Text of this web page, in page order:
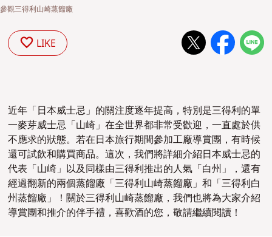
參觀三得利山崎蒸餾廠
LIKE
近年「日本威士忌」的關注度逐年提高，特別是三得利的單
一麥芽威士忌「山崎」在全世界都非常受歡迎，一直處於供
不應求的狀態。若在日本旅行期間參加工廠導賞團，有時候
還可試飲和購買商品。這次，我們將詳細介紹日本威士忌的
代表「山崎」以及同樣由三得利推出的人氣「白州」，還有
經過翻新的兩個蒸餾廠「三得利山崎蒸餾廠」和「三得利白
州蒸餾廠」！關於三得利山崎蒸餾廠，我們也將為大家介紹
導賞團和推介的伴手禮，喜歡酒的您，敬請繼續閱讀！